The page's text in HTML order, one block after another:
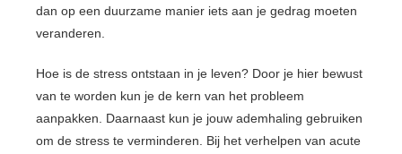
dan op een duurzame manier iets aan je gedrag moeten
veranderen.
Hoe is de stress ontstaan in je leven? Door je hier bewust
van te worden kun je de kern van het probleem
aanpakken. Daarnaast kun je jouw ademhaling gebruiken
om de stress te verminderen. Bij het verhelpen van acute